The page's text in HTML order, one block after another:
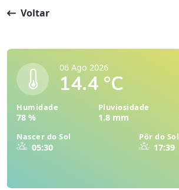
Voltar
06 Ago 2026
14.4 °C
Humidade
78 %
Pluviosidade
1.8 mm
Nascer do Sol
05:30
Pôr do Sol
17:39